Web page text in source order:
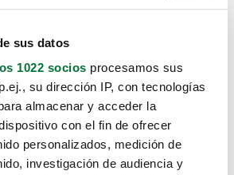
sus datos
1022 socios procesamos sus
su dirección IP, con tecnologías
almacenar y acceder la
con el fin de ofrecer
personalizados, medición de
investigación de audiencia y
no sabemos como
hasta aquí.